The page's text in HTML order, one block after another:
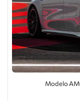
Modelo